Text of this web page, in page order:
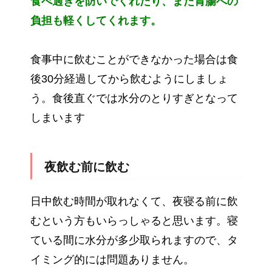
負担も軽くしてくれます。
食事中に飲むことができなかった場合は食
後30分経過してから飲むようにしましょ
う。食後直ぐでは水分のとりすぎとなって
しまいます
夜飲む前に飲む
日中飲む時間が取れなくて、夜寝る前に飲
むという方もいらっしゃると思います。寝
ている間に水分が多少取られますので、タ
イミング的には問題ありません。